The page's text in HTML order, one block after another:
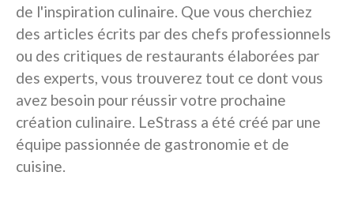
de l'inspiration culinaire. Que vous cherchiez
des articles écrits par des chefs professionnels
ou des critiques de restaurants élaborées par
des experts, vous trouverez tout ce dont vous
avez besoin pour réussir votre prochaine
création culinaire. LeStrass a été créé par une
équipe passionnée de gastronomie et de
cuisine.